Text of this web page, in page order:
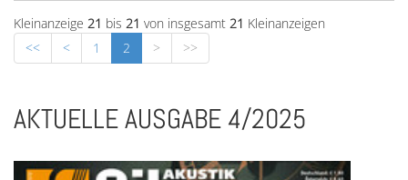
Kleinanzeige 21 bis 21 von insgesamt 21 Kleinanzeigen
<<
< 1 2 > >>
AKTUELLE AUSGABE 4/2025